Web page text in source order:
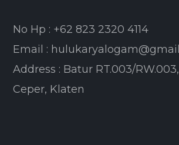
No Hp : +62 823 2320 4114
Email :
Address : Batur RT.003/
Ceper, Klaten